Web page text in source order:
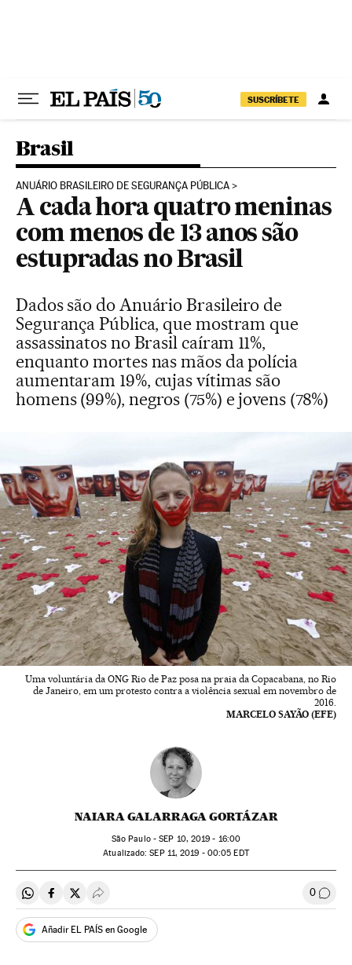
SUSCRÍBETE
Brasil
ANUÁRIO BRASILEIRO DE SEGURANÇA PÚBLICA
A cada hora quatro meninas
com menos de 13 anos são
estupradas no Brasil
Dados são do Anuário Brasileiro de
Segurança Pública, que mostram que
assassinatos no Brasil caíram 11%,
enquanto mortes nas mãos da polícia
aumentaram 19%, cujas vítimas são
homens (99%), negros (75%) e jovens (78%)
Uma voluntária da ONG Rio de Paz posa na praia da Copacabana, no Rio
de Janeiro, em um protesto contra a violência sexual em novembro de
2016.
MARCELO SAYÃO (EFE)
NAIARA GALARRAGA GORTÁZAR
São Paulo -SEP 10, 2019 - 16:00
atualizado: SEP11, 2019 - 00:05 EDT
Compartir en Whatsapp
Compartir en Facebook
Compartir en Twitter
Desplegar Redes Sociales 0
Añadir EL PAÍS en Google